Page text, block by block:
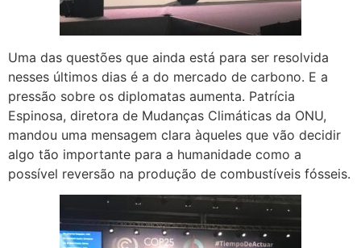
Uma das questões que ainda está para ser resolvida
nesses últimos dias é a do mercado de carbono. E a
pressão sobre os diplomatas aumenta. Patrícia
Espinosa, diretora de Mudanças Climáticas da ONU,
mandou uma mensagem clara àqueles que vão decidir
algo tão importante para a humanidade como a
possível reversão na produção de combustíveis fósseis.